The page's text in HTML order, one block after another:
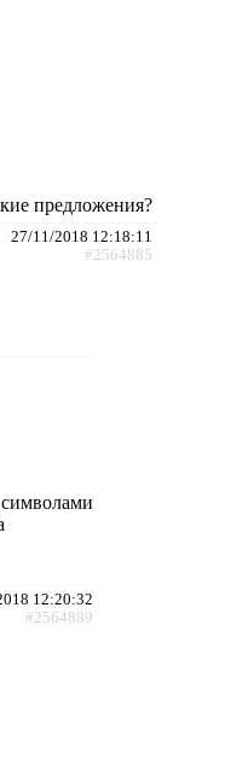
предложения?
27/11/2018 12:18:11
#2564885
12:20:32
#2564889